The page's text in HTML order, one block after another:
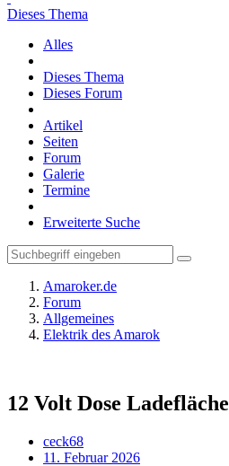
Dieses Thema
Alles
Dieses Thema
Dieses Forum
Artikel
Seiten
Forum
Galerie
Termine
Erweiterte Suche
Amaroker.de
Forum
Allgemeines
Elektrik des Amarok
12 Volt Dose Ladefläche
ceck68
11. Februar 2026